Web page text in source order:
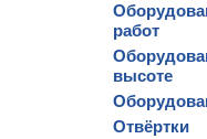
работ
высоте
Отвёртки